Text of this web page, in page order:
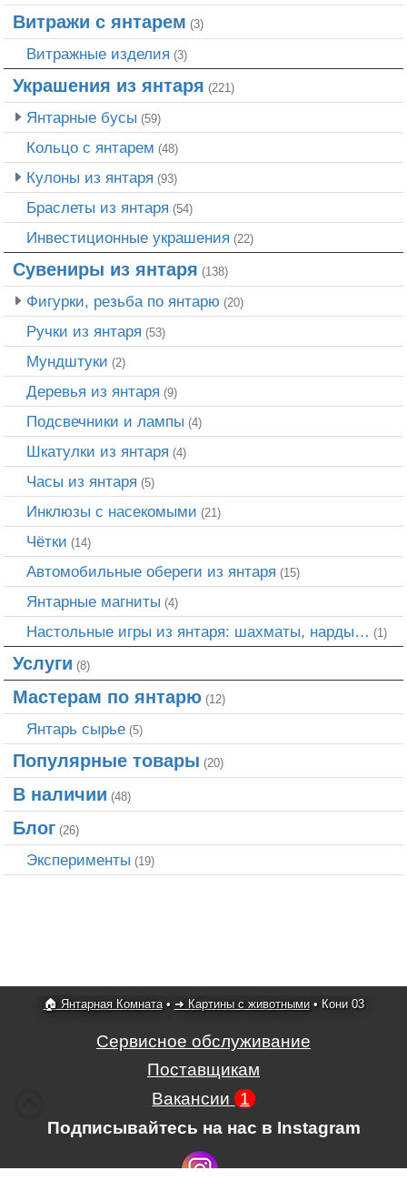
Витражи с янтарем (3)
Витражные изделия (3)
Украшения из янтаря (221)
Янтарные бусы (59)
Кольцо с янтарем (48)
Кулоны из янтаря (93)
Браслеты из янтаря (54)
Инвестиционные украшения (22)
Сувениры из янтаря (138)
Фигурки, резьба по янтарю (20)
Ручки из янтаря (53)
Мундштуки (2)
Деревья из янтаря (9)
Подсвечники и лампы (4)
Шкатулки из янтаря (4)
Часы из янтаря (5)
Инклюзы с насекомыми (21)
Чётки (14)
Автомобильные обереги из янтаря (15)
Янтарные магниты (4)
Настольные игры из янтаря: шахматы, нарды… (1)
Услуги (8)
Мастерам по янтарю (12)
Янтарь сырье (5)
Популярные товары (20)
В наличии (48)
Блог (26)
Эксперименты (19)
🏠 Янтарная Комната• ➜ Картины с животными• Кони 03
Сервисное обслуживание
Поставщикам
Вакансии 1
Подписывайтесь на нас в Instagram